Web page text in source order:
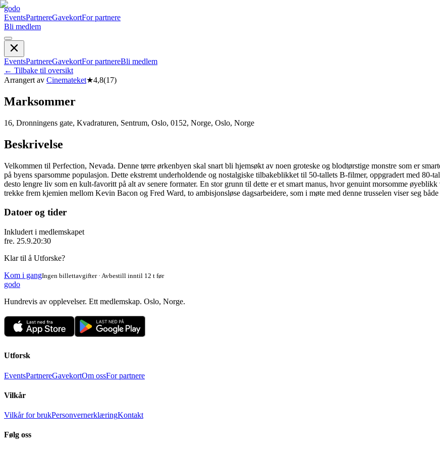
godo
EventsPartnereGavekortFor partnere
Bli medlem
EventsPartnereGavekortFor partnereBli medlem
← Tilbake til oversikt
Arrangert av Cinemateket★4,8(17)
Marksommer
16, Dronningens gate, Kvadraturen, Sentrum, Oslo, 0152, Norge, Oslo, Norge
Beskrivelse
Velkommen til Perfection, Nevada. Denne tørre ørkenbyen skal snart bli hjemsøkt av noen groteske og blodtørstige monstre som er
på byens sparsomme populasjon. Dette ekstremt underholdende og nostalgiske tilbakeblikket til 50-tallets B-filmer, oppgradert med 80-
desto lengre liv som en kult-favoritt på alt av senere formater. En stor grunn til dette er et smart manus, hvor genuint morsomme
trekke frem kjemien mellom Kevin Bacon og Fred Ward, to ambisjonsløse dagsarbeidere, som i møte med denne trusselen viser seg
Datoer og tider
Inkludert i medlemskapet
fre. 25.9.20:30
Klar til å Utforske?
Kom i gangIngen billettavgifter · Avbestill inntil 12 t før
godo
Hundrevis av opplevelser. Ett medlemskap. Oslo, Norge.
Utforsk
EventsPartnereGavekortOm ossFor partnere
Vilkår
Vilkår for brukPersonvernerklæringKontakt
Følg oss